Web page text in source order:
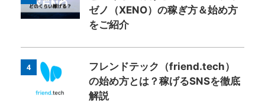
ゼノ（XENO）の稼ぎ方＆始め方
をご紹介
4
フレンドテック（friend.tech）
の始め方とは？稼げるSNSを徹底
解説